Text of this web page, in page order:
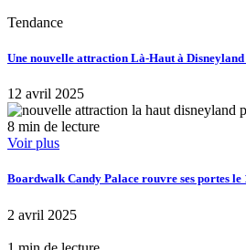
Tendance
Une nouvelle attraction Là-Haut à
12 avril 2025
8 min de lecture
Voir plus
Boardwalk Candy Palace rouvre ses portes
2 avril 2025